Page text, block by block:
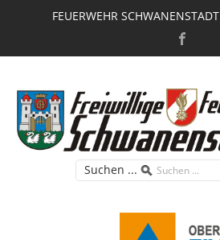
FEUERWEHR SCHWANENSTADT
Suchen ...